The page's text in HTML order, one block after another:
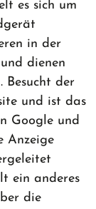
es sich um
in der
dienen
Besucht der
und ist das
Google und
Anzeige
ein anderes
die